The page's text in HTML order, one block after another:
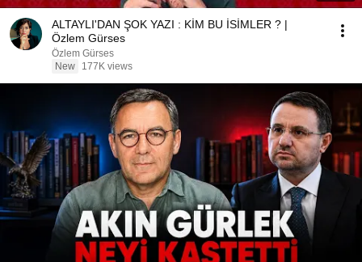
ALTAYLI'DAN ŞOK YAZI : KİM BU İSİMLER ? |
Özlem Gürses
Özlem Gürses
New
177K views